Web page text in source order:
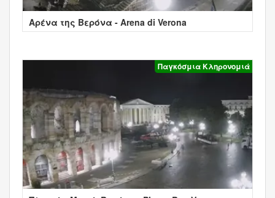
Αρένα της Βερόνα - Arena di Verona
Παγκόσμια Κληρονομιά